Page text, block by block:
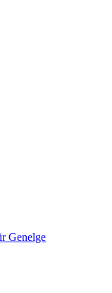
Genelge